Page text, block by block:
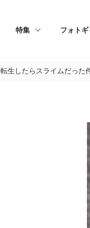
特集 フォト
転生したらスライムだった